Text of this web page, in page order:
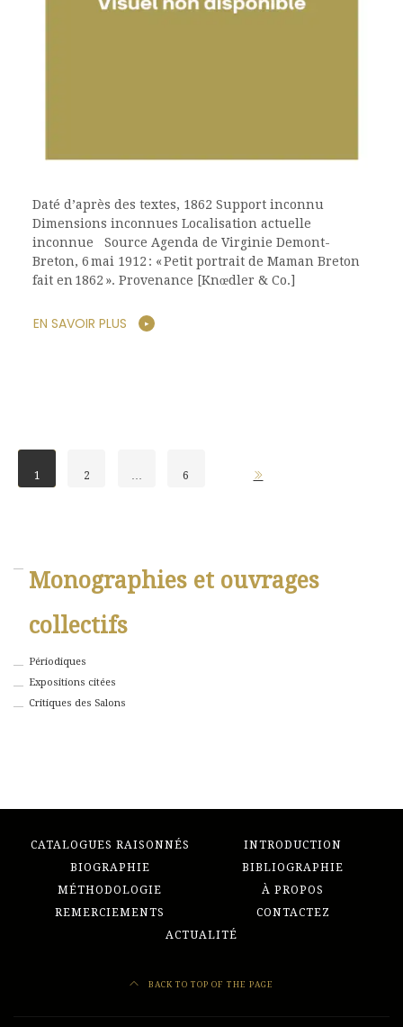
Daté d’après des textes, 1862 Support inconnu
Dimensions inconnues Localisation actuelle
inconnue Source Agenda de Virginie Demont-
Breton, 6 mai 1912 : « Petit portrait de Maman Breton
fait en 1862 ». Provenance [Knœdler & Co.]
EN SAVOIR PLUS
1 2 6
Monographies et ouvrages
collectifs
Périodiques
Expositions citées
Critiques des Salons
CATALOGUES RAISONNÉS
INTRODUCTION
BIOGRAPHIE
BIBLIOGRAPHIE
MÉTHODOLOGIE
À PROPOS
REMERCIEMENTS
CONTACTEZ
ACTUALITÉ
BACK TO TOP OF THE PAGE